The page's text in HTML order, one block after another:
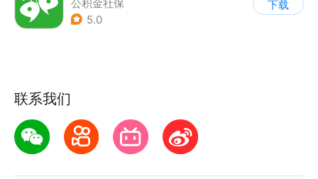
公积金社保
5.0
下载
联系我们